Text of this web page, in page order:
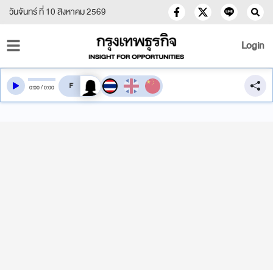
วันจันทร์ ที่ 10 สิงหาคม 2569
Login
0:00/0:00 สลับเสียงอ่าน